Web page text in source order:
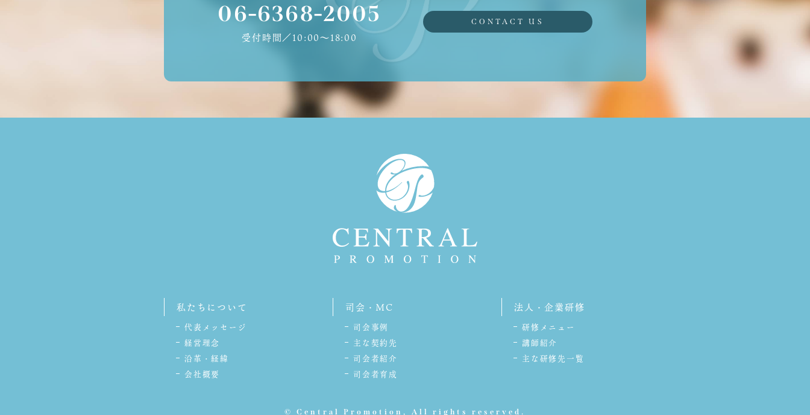
06-6368-2005
受付時間／10:00〜18:00
CONTACT US
私たちについて
代表メッセージ
経営理念
沿革・経緯
会社概要
司会・MC
司会事例
主な契約先
司会者紹介
司会者育成
法人・企業研修
研修メニュー
講師紹介
主な研修先一覧
© Central Promotion, All rights reserved.